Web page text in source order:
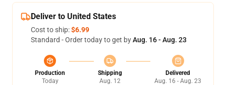
Deliver to United States
Cost to ship:$6.99
Standard - Order today to get byAug. 16 - Aug. 23
Production
Today
Shipping
Aug. 12
Delivered
Aug. 16 - Aug. 23